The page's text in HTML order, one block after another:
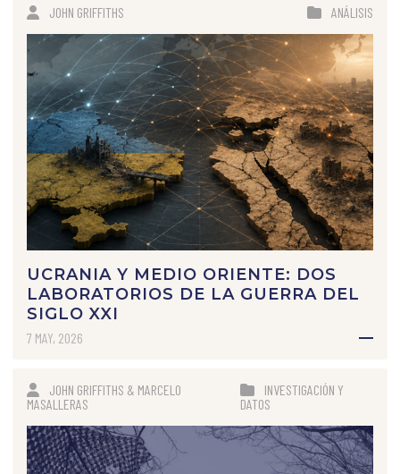
JOHN GRIFFITHS ANÁLISIS
UCRANIA Y MEDIO ORIENTE: DOS
LABORATORIOS DE LA GUERRA DEL
SIGLO XXI
7 MAY, 2026
JOHN GRIFFITHS & MARCELO
MASALLERAS
INVESTIGACIÓN Y
DATOS